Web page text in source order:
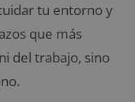
tu entorno y
que más
del trabajo, sino